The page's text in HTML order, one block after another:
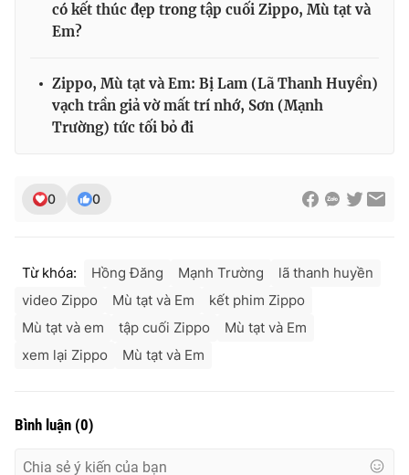
có kết thúc đẹp trong tập cuối Zippo, Mù tạt và
Em?
Zippo, Mù tạt và Em: Bị Lam (Lã Thanh Huyền)
vạch trần giả vờ mất trí nhớ, Sơn (Mạnh
Trường) tức tối bỏ đi
0 0
Từ khóa: Hồng Đăng Mạnh Trường
lã thanh huyền
video Zippo
Mù tạt và Em
kết phim Zippo
Mù tạt và em
tập cuối Zippo
Mù tạt và Em
xem lại Zippo
Mù tạt và Em
Bình luận (0)